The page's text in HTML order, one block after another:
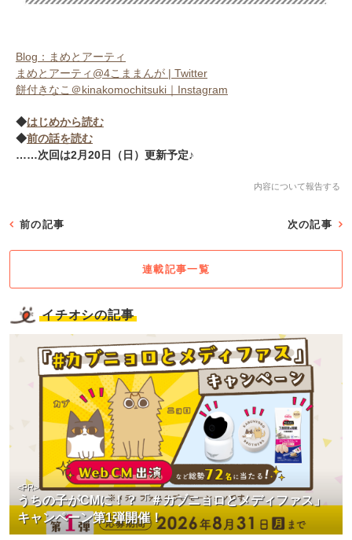
Blog：まめとアーティ
まめとアーティ@4こままんが | Twitter
餅付きなこ＠kinakomochitsuki｜Instagram
◆はじめから読む
◆前の話を読む
……次回は2月20日（日）更新予定♪
内容について報告する
前の記事 次の記事
連載記事一覧
イチオシの記事
うちの子がCMに！？「＃カブニョロとメディファス」
キャンペーン第1弾開催！
<PR>